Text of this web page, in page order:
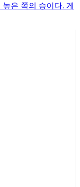
은 쪽의 승이다. 게